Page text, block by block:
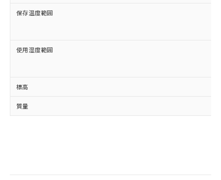
保存温度範囲
使用湿度範囲
標高
質量